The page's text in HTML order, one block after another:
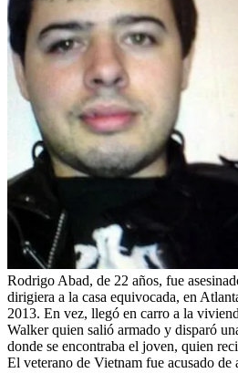
Rodrigo Abad, de 22 años, fue
dirigiera a la casa equivocada, en
2013. En vez, llegó en carro a la
Walker quien salió armado y disparó
donde se encontraba el joven, quien
El veterano de Vietnam fue acusado de